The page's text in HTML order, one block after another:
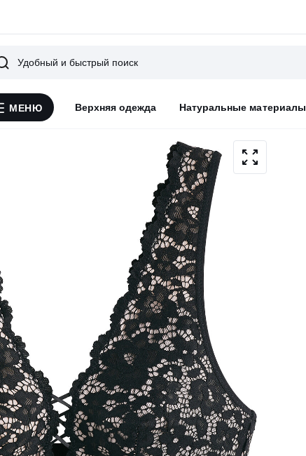
Меню
МЕНЮ Верхняя одежда Натуральные материалы
Поиск